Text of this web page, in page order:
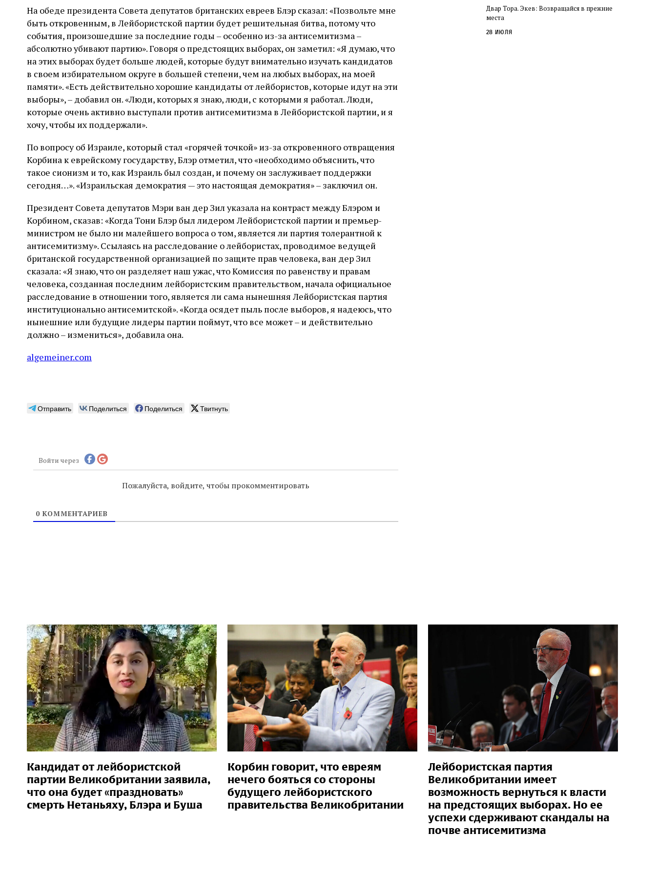
На обеде президента Совета депутатов британских евреев Блэр сказал: «Позвольте мне
быть откровенным, в Лейбористской партии будет решительная битва, потому что
события, произошедшие за последние годы – особенно из-за антисемитизма –
абсолютно убивают партию». Говоря о предстоящих выборах, он заметил: «Я думаю, что
на этих выборах будет больше людей, которые будут внимательно изучать кандидатов
в своем избирательном округе в большей степени, чем на любых выборах, на моей
памяти». «Есть действительно хорошие кандидаты от лейбористов, которые идут на эти
выборы», – добавил он. «Люди, которых я знаю, люди, с которыми я работал. Люди,
которые очень активно выступали против антисемитизма в Лейбористской партии, и я
хочу, чтобы их поддержали».
По вопросу об Израиле, который стал «горячей точкой» из-за откровенного отвращения
Корбина к еврейскому государству, Блэр отметил, что «необходимо объяснить, что
такое сионизм и то, как Израиль был создан, и почему он заслуживает поддержки
сегодня…». «Израильская демократия — это настоящая демократия» – заключил он.
Президент Совета депутатов Мэри ван дер Зил указала на контраст между Блэром и
Корбином, сказав: «Когда Тони Блэр был лидером Лейбористской партии и премьер-
министром не было ни малейшего вопроса о том, является ли партия толерантной к
антисемитизму». Ссылаясь на расследование о лейбористах, проводимое ведущей
британской государственной организацией по защите прав человека, ван дер Зил
сказала: «Я знаю, что он разделяет наш ужас, что Комиссия по равенству и правам
человека, созданная последним лейбористским правительством, начала официальное
расследование в отношении того, является ли сама нынешняя Лейбористская партия
институционально антисемитской». «Когда осядет пыль после выборов, я надеюсь, что
нынешние или будущие лидеры партии поймут, что все может – и действительно
должно – измениться», добавила она.
algemeiner.com
Отправить Поделиться Поделиться Твитнуть
Войти через
Пожалуйста, войдите, чтобы прокомментировать
0КОММЕНТАРИЕВ
Двар Тора. Экев: Возвращайся в прежние
места
28 июля
Кандидат от лейбористской
партии Великобритании заявила,
что она будет «праздновать»
смерть Нетаньяху, Блэра и Буша
Корбин говорит, что евреям
нечего бояться со стороны
будущего лейбористского
правительства Великобритании
Лейбористская партия
Великобритании имеет
возможность вернуться к власти
на предстоящих выборах. Но ее
успехи сдерживают скандалы на
почве антисемитизма